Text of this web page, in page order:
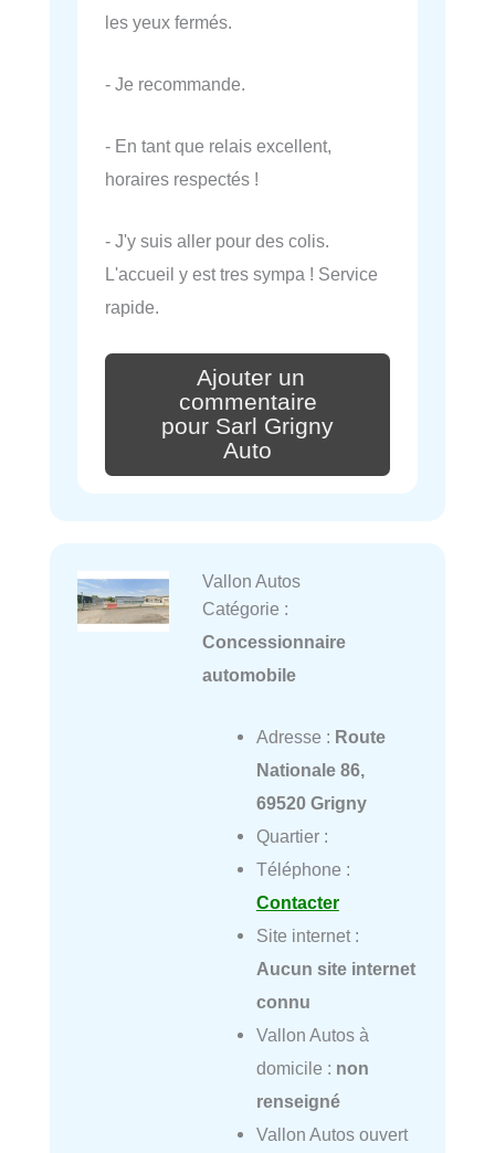
les yeux fermés.
- Je recommande.
- En tant que relais excellent,
horaires respectés !
- J'y suis aller pour des colis.
L'accueil y est tres sympa ! Service
rapide.
Ajouter un
commentaire
pour Sarl Grigny
Auto
Vallon Autos
Catégorie :
Concessionnaire
automobile
Adresse : Route
Nationale 86,
69520 Grigny
Quartier :
Téléphone :
Contacter
Site internet :
Aucun site internet
connu
Vallon Autos à
domicile : non
renseigné
Vallon Autos ouvert